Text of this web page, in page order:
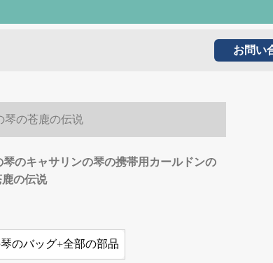
お問い
琴の苍鹿の伝说
のキャサリンの琴の携帯用カールドンの
の伝说
のバッグ+全部の部品